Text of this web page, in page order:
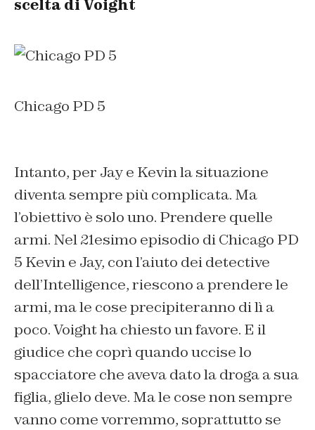
scelta di Voight
Chicago PD 5
Intanto, per Jay e Kevin la situazione
diventa sempre più complicata. Ma
l’obiettivo è solo uno. Prendere quelle
armi. Nel 21esimo episodio di Chicago PD
5 Kevin e Jay, con l’aiuto dei detective
dell’Intelligence, riescono a prendere le
armi, ma le cose precipiteranno di lì a
poco. Voight ha chiesto un favore. E il
giudice che coprì quando uccise lo
spacciatore che aveva dato la droga a sua
figlia, glielo deve. Ma le cose non sempre
vanno come vorremmo, soprattutto se